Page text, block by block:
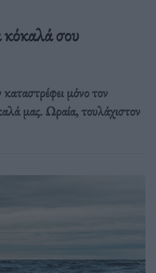
κόκαλά σου
μόνο τον
μας. Ωραία, τουλάχιστον